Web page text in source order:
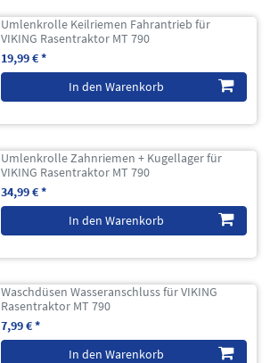
Umlenkrolle Keilriemen Fahrantrieb für
VIKING Rasentraktor MT 790
19,99 € *
In den Warenkorb
Umlenkrolle Zahnriemen + Kugellager für
VIKING Rasentraktor MT 790
34,99 € *
In den Warenkorb
Waschdüsen Wasseranschluss für VIKING
Rasentraktor MT 790
7,99 € *
In den Warenkorb